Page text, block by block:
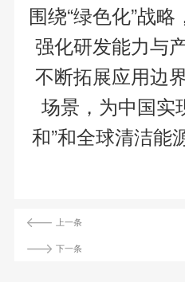
围绕“绿色化”战
强化研发能力与
不断拓展应用边
场景，为中国实
和”和全球清洁能
上一条
下一条